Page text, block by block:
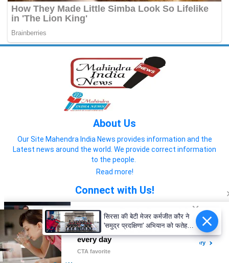
About Us
Our Site Mahendra India News provides information and the
Latest news around the world. We provide correct information
to the people.
Read more!
Connect with Us!
© 2022 Mahendra India News
सिरसा की बेटी मेजर कर्मजीत कौर ने
'समुद्र प्रदक्षिणा' अभियान को फतेह
कर रचा इतिहास